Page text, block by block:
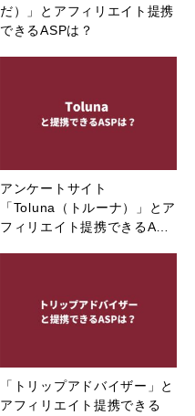
だ）」とアフィリエイト提携
できるASPは？
アンケートサイト
「Toluna（トルーナ）」とア
フィリエイト提携できるA…
「トリップアドバイザー」と
アフィリエイト提携できる